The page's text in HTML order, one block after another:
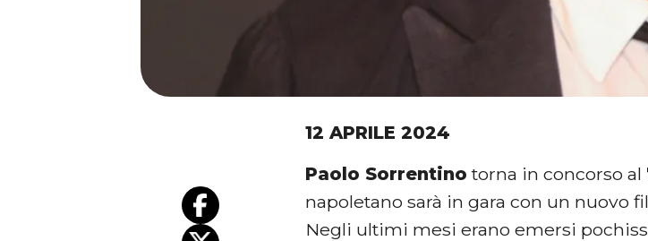
12 APRILE 2024
Paolo Sorrentino torna in concorso al
napoletano sarà in gara con un nuovo
Negli ultimi mesi erano emersi